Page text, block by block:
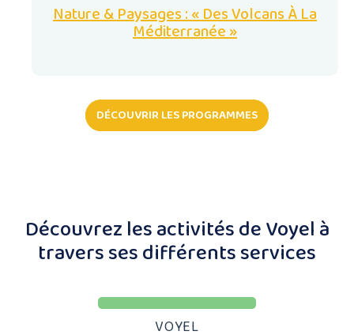
Nature & Paysages : « Des Volcans À La
Méditerranée »
DÉCOUVRIR LES PROGRAMMES
Découvrez les activités de Voyel à
travers ses différents services
VOYEL